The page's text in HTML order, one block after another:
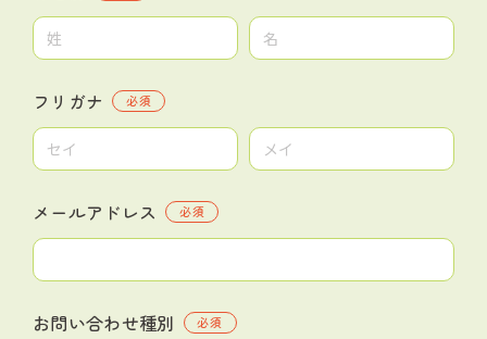
フリガナ 必須
メールアドレス 必須
お問い合わせ種別 必須